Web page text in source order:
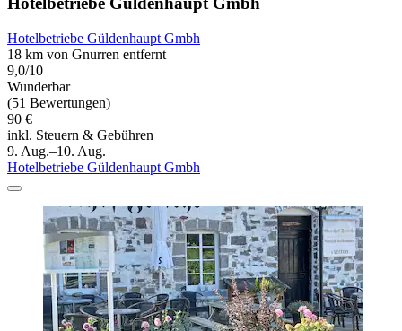
Hotelbetriebe Güldenhaupt Gmbh
18 km von Gnurren entfernt
9,0/10
Wunderbar
(51 Bewertungen)
90 €
inkl. Steuern & Gebühren
9. Aug.–10. Aug.
Hotelbetriebe Güldenhaupt Gmbh